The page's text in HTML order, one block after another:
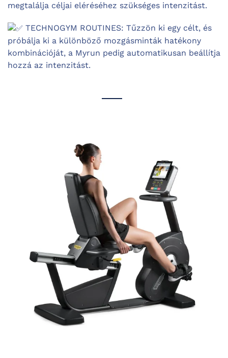
megtalálja céljai eléréséhez szükséges intenzitást.
TECHNOGYM ROUTINES: Tűzzön ki egy célt, és
próbálja ki a különböző mozgásminták hatékony
kombinációját, a Myrun pedig automatikusan beállítja
hozzá az intenzitást.